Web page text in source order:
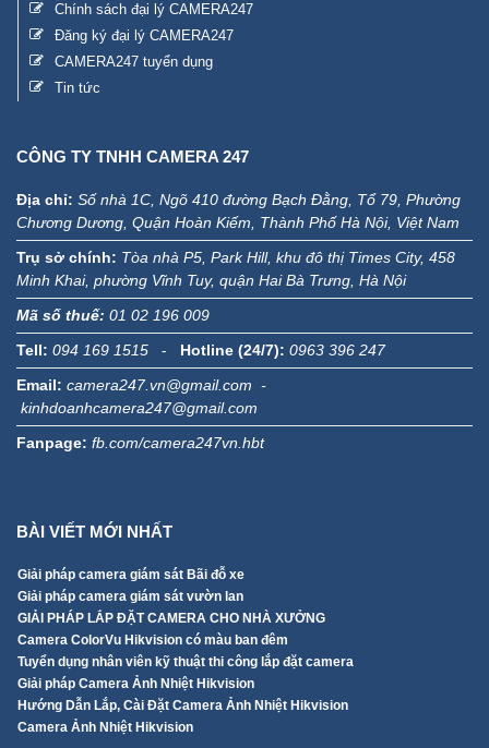
Chính sách đại lý CAMERA247
Đăng ký đại lý CAMERA247
CAMERA247 tuyển dụng
Tin tức
CÔNG TY TNHH CAMERA 247
Địa chỉ: Số nhà 1C, Ngõ 410 đường Bạch Đằng, Tổ 79, Phường
Chương Dương, Quận Hoàn Kiếm, Thành Phố Hà Nội, Việt Nam
Trụ sở chính: Tòa nhà P5, Park Hill, khu đô thị Times City, 458
Minh Khai, phường Vĩnh Tuy, quận Hai Bà Trưng, Hà Nội
Mã số thuế: 01 02 196 009
Tell: 094 169 1515 - Hotline (24/7): 0963 396 247
Email: camera247.vn@gmail.com -
kinhdoanhcamera247@gmail.com
Fanpage: fb.com/camera247vn.hbt
BÀI VIẾT MỚI NHẤT
Giải pháp camera giám sát Bãi đỗ xe
Giải pháp camera giám sát vườn lan
GIẢI PHÁP LẮP ĐẶT CAMERA CHO NHÀ XƯỞNG
Camera ColorVu Hikvision có màu ban đêm
Tuyển dụng nhân viên kỹ thuật thi công lắp đặt camera
Giải pháp Camera Ảnh Nhiệt Hikvision
Hướng Dẫn Lắp, Cài Đặt Camera Ảnh Nhiệt Hikvision
Camera Ảnh Nhiệt Hikvision